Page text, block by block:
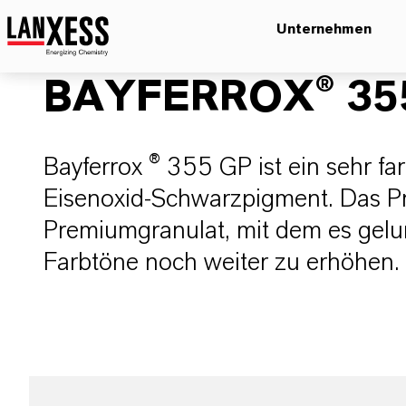
Unternehmen
BAYFERROX®
Bayferrox ® 355 GP ist ein sehr
Eisenoxid-Schwarzpigment. Das
Premiumgranulat, mit dem es
Farbtöne noch weiter zu erhöhen.